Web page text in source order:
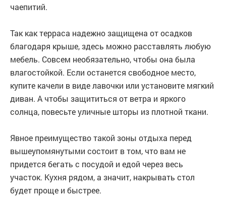
чаепитий.
Так как терраса надежно защищена от осадков
благодаря крыше, здесь можно расставлять любую
мебель. Совсем необязательно, чтобы она была
влагостойкой. Если останется свободное место,
купите качели в виде лавочки или установите мягкий
диван. А чтобы защититься от ветра и яркого
солнца, повесьте уличные шторы из плотной ткани.
Явное преимущество такой зоны отдыха перед
вышеупомянутыми состоит в том, что вам не
придется бегать с посудой и едой через весь
участок. Кухня рядом, а значит, накрывать стол
будет проще и быстрее.